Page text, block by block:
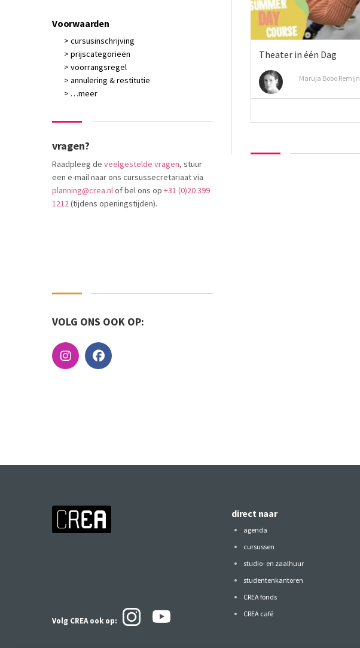
Theater in één Dag
Maruja Bobo Remijn
Voorwaarden
> cursusinschrijving
> prijscategorieën
> voorrangsregel
> annulering & restitutie
> …meer
vragen?
Raadpleeg de veelgestelde vragen, stuur
een e-mail naar ons cursussecretariaat via
planning@crea.nlof bel ons op +31 (0)20 399
1212(tijdens openingstijden).
VOLG ONS OOK OP:
Volg CREA ook op:
direct naar
agenda
cursussen
studio- en zaalhuur
studentenkantoren
CREA fonds
CREA café